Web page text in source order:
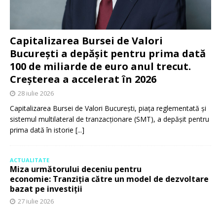
Capitalizarea Bursei de Valori
București a depășit pentru prima dată
100 de miliarde de euro anul trecut.
Creșterea a accelerat în 2026
28 iulie 2026
Capitalizarea Bursei de Valori București, piața reglementată și
sistemul multilateral de tranzacționare (SMT), a depășit pentru
prima dată în istorie [...]
ACTUALITATE
Miza următorului deceniu pentru
economie: Tranziția către un model de dezvoltare
bazat pe investiții
27 iulie 2026